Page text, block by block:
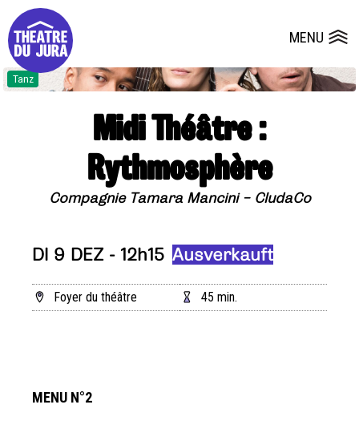
MENU
Presse Dépôts de dossiers
Tanz
Midi Théâtre :
Rythmosphère
Compagnie Tamara Mancini – CludaCo
MENU N°2
DI 9 DEZ - 12h15 Ausverkauft
Foyer du théâtre 45 min.